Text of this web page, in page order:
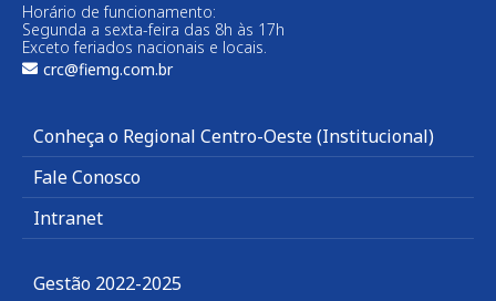
Horário de funcionamento:
Segunda a sexta-feira das 8h às 17h
Exceto feriados nacionais e locais.
crc@fiemg.com.br
Conheça o Regional Centro-Oeste (Institucional)
Fale Conosco
Intranet
Gestão 2022-2025